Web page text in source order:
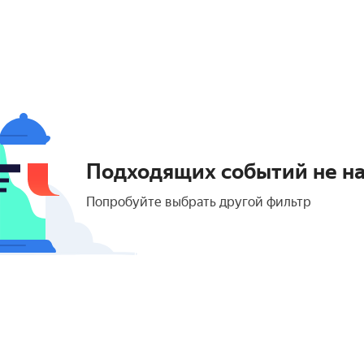
Подходящих событий не
Попробуйте выбрать другой фильтр